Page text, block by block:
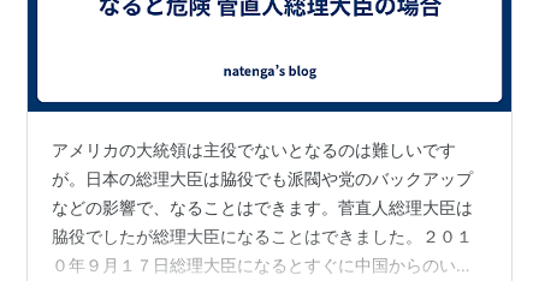
アメリカの大統領は主役でないとなるのは難しいです
が。日本の総理大臣は脇役でも派閥や党のバックアップ
などの影響で、なることはできます。菅直人総理大臣は
脇役でしたが総理大臣になることはできました。２０１
０年９月１７日総理大臣になるとすぐに中国からのいじ